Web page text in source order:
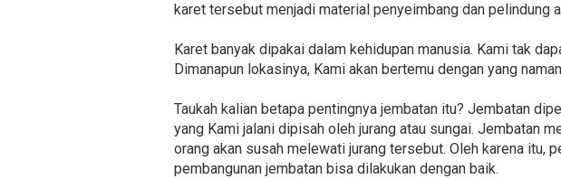
karet tersebut menjadi material penyeimbang dan pelindung
Karet banyak dipakai dalam kehidupan manusia. Kami tak
Dimanapun lokasinya, Kami akan bertemu dengan yang
Taukah kalian betapa pentingnya jembatan itu? Jembatan
yang Kami jalani dipisah oleh jurang atau sungai. Jembatan
orang akan susah melewati jurang tersebut. Oleh karena itu,
pembangunan jembatan bisa dilakukan dengan baik.